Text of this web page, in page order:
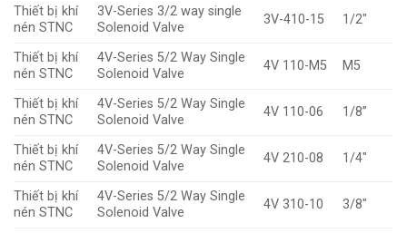
Thiết bị khí
nén STNC
3V-Series 3/2 way single
Solenoid Valve
3V-410-15 1/2″
Thiết bị khí
nén STNC
4V-Series 5/2 Way Single
Solenoid Valve
4V 110-M5 M5
Thiết bị khí
nén STNC
4V-Series 5/2 Way Single
Solenoid Valve
4V 110-06 1/8”
Thiết bị khí
nén STNC
4V-Series 5/2 Way Single
Solenoid Valve
4V 210-08 1/4″
Thiết bị khí
nén STNC
4V-Series 5/2 Way Single
Solenoid Valve
4V 310-10 3/8″